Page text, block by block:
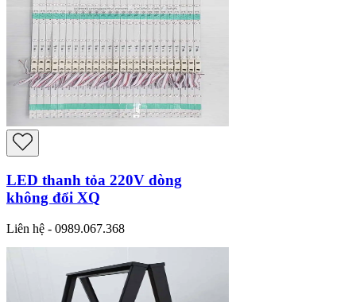
LED thanh tỏa 220V dòng
không đổi XQ
Liên hệ - 0989.067.368